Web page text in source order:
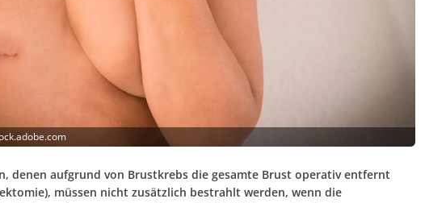
denen aufgrund von Brustkrebs die gesamte Brust operativ entfernt
müssen nicht zusätzlich bestrahlt werden, wenn die